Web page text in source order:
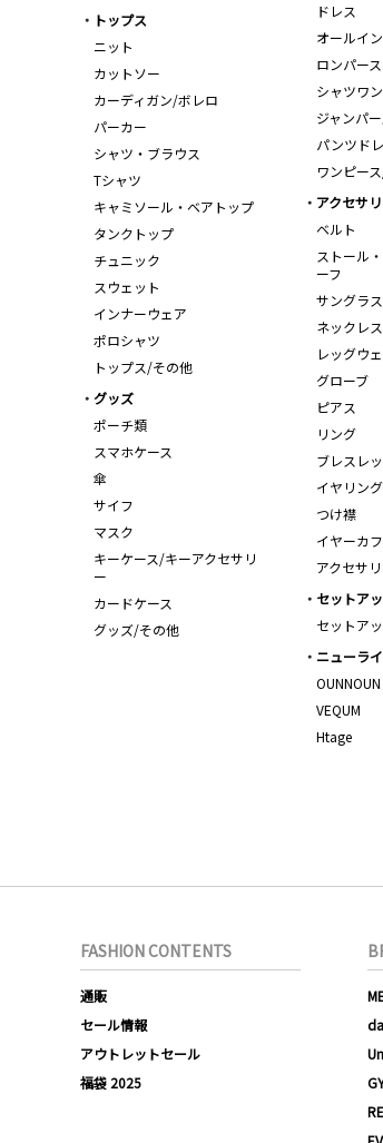
トップス
ニット
カットソー
カーディガン/ボレロ
パーカー
シャツ・ブラウス
Tシャツ
キャミソール・ベアトップ
タンクトップ
チュニック
スウェット
インナーウェア
ポロシャツ
トップス/その他
ドレス
オールイ
ロンパース
シャツワ
ジャンパ
パンツド
ワンピー
アクセサ
ベルト
ストール
ーフ
サングラ
ネックレ
レッグウ
グローブ
ピアス
リング
ブレスレ
イヤリング
つけ襟
イヤーカフ
アクセサ
グッズ
ポーチ類
スマホケース
傘
サイフ
マスク
キーケース/キーアクセサリ
ー
カードケース
グッズ/その他
セットア
セットア
ニューラ
OUNNOUN
VEQUM
Htage
FASHION CONTENTS
通販
セール情報
アウトレットセール
福袋 2025